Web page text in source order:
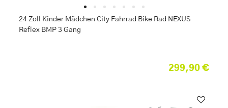
24 Zoll Kinder Mädchen City Fahrrad Bike Rad NEXUS
Reflex BMP 3 Gang
299,90 €